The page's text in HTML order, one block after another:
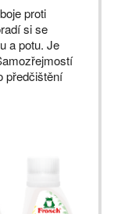
proti
si se
a potu. Je
předčištění